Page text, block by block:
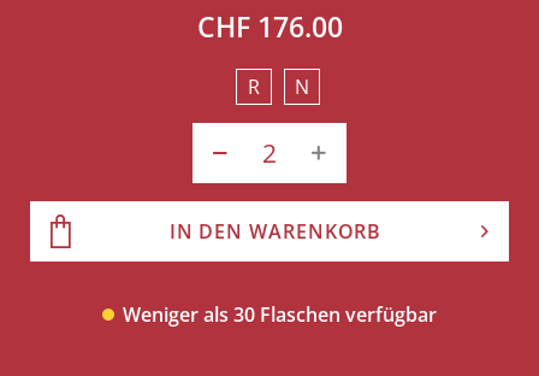
CHF 176.00
R N
IN DEN WARENKORB
Weniger als 30 Flaschen verfügbar